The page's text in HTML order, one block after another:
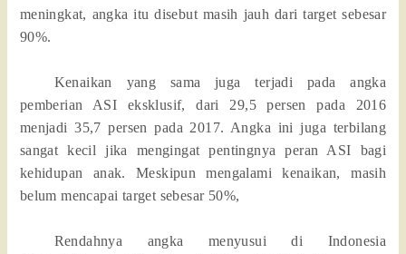
meningkat, angka itu disebut masih jauh dari target sebesar
90%.
Kenaikan yang sama juga terjadi pada angka
pemberian ASI eksklusif, dari 29,5 persen pada 2016
menjadi 35,7 persen pada 2017. Angka ini juga terbilang
sangat kecil jika mengingat pentingnya peran ASI bagi
kehidupan anak. Meskipun mengalami kenaikan, masih
belum mencapai target sebesar 50%,
Rendahnya angka menyusui di Indonesia